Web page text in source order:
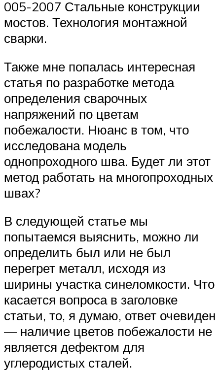
005-2007 Стальные конструкции
мостов. Технология монтажной
сварки.
Также мне попалась интересная
статья по разработке метода
определения сварочных
напряжений по цветам
побежалости. Нюанс в том, что
исследована модель
однопроходного шва. Будет ли этот
метод работать на многопроходных
швах?
В следующей статье мы
попытаемся выяснить, можно ли
определить был или не был
перегрет металл, исходя из
ширины участка синеломкости. Что
касается вопроса в заголовке
статьи, то, я думаю, ответ очевиден
— наличие цветов побежалости не
является дефектом для
углеродистых сталей.